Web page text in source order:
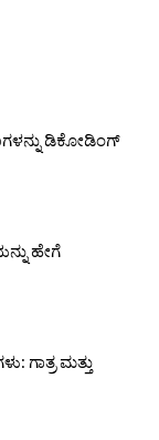
ಡಿಕೋಡಿಂಗ್
ಹೇಗೆ
ಗಾತ್ರ ಮತ್ತು